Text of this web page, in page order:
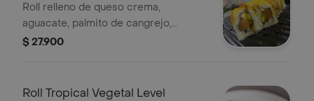
Roll relleno de queso crema,
aguacate, palmito de cangrejo,
salmon con topping de mango.
$ 27.900
Roll Tropical Vegetal Level